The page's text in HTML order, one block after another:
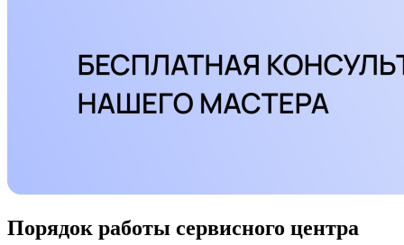
Порядок работы сервисного центра